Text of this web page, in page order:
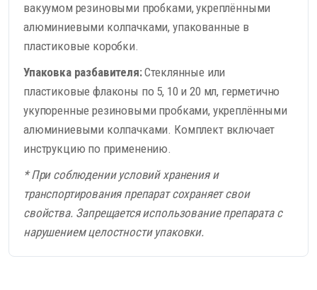
вакуумом резиновыми пробками, укреплёнными
алюминиевыми колпачками, упакованные в
пластиковые коробки.
Упаковка разбавителя:Стеклянные или
пластиковые флаконы по 5, 10 и 20 мл, герметично
укупоренные резиновыми пробками, укреплёнными
алюминиевыми колпачками. Комплект включает
инструкцию по применению.
* При соблюдении условий хранения и
транспортирования препарат сохраняет свои
свойства. Запрещается использование препарата с
нарушением целостности упаковки.